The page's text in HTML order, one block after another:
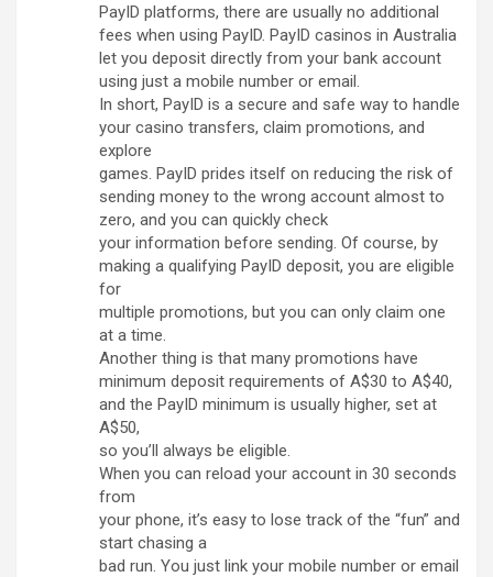
PayID platforms, there are usually no additional
fees when using PayID. PayID casinos in Australia
let you deposit directly from your bank account
using just a mobile number or email.
In short, PayID is a secure and safe way to handle
your casino transfers, claim promotions, and
explore
games. PayID prides itself on reducing the risk of
sending money to the wrong account almost to
zero, and you can quickly check
your information before sending. Of course, by
making a qualifying PayID deposit, you are eligible
for
multiple promotions, but you can only claim one
at a time.
Another thing is that many promotions have
minimum deposit requirements of A$30 to A$40,
and the PayID minimum is usually higher, set at
A$50,
so you’ll always be eligible.
When you can reload your account in 30 seconds
from
your phone, it’s easy to lose track of the “fun” and
start chasing a
bad run. You just link your mobile number or email